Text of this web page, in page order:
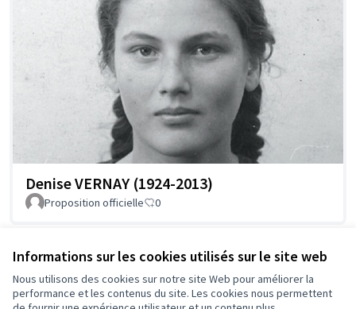
Informations sur les cookies utilisés sur le site web
Nous utilisons des cookies sur notre site Web pour améliorer la
performance et les contenus du site. Les cookies nous permettent
Denise VERNAY (1924-2013)
Proposition officielle 0
Voir toutes les propositions retirées